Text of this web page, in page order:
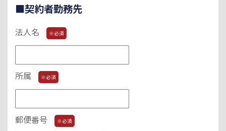
■契約者勤務先
法人名 ※必須
所属 ※必須
郵便番号 ※必須